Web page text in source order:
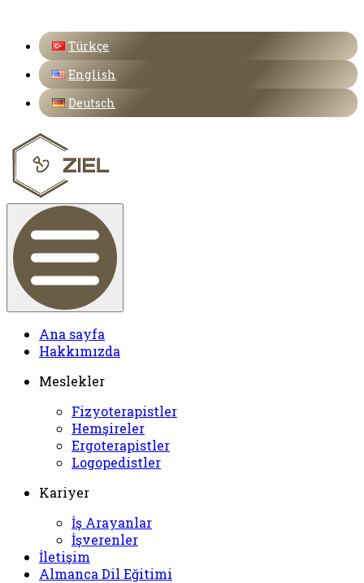
Türkçe
English
Deutsch
Ana sayfa
Hakkımızda
Meslekler
Fizyoterapistler
Hemşireler
Ergoterapistler
Logopedistler
Kariyer
İş Arayanlar
İşverenler
İletişim
Almanca Dil Eğitimi